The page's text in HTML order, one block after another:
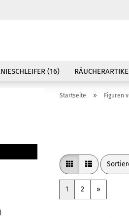
(16)
Startseite » Figuren
1 2 »